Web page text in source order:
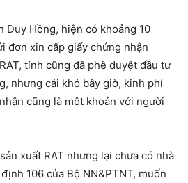
Duy Hồng, hiện có khoảng 10
đơn xin cấp giấy chứng nhận
tỉnh cũng đã phê duyệt đầu tư
nhưng cái khó bây giờ, kinh phí
cũng là một khoản với người
xuất RAT nhưng lại chưa có nhà
106 của Bộ NN&PTNT, muốn